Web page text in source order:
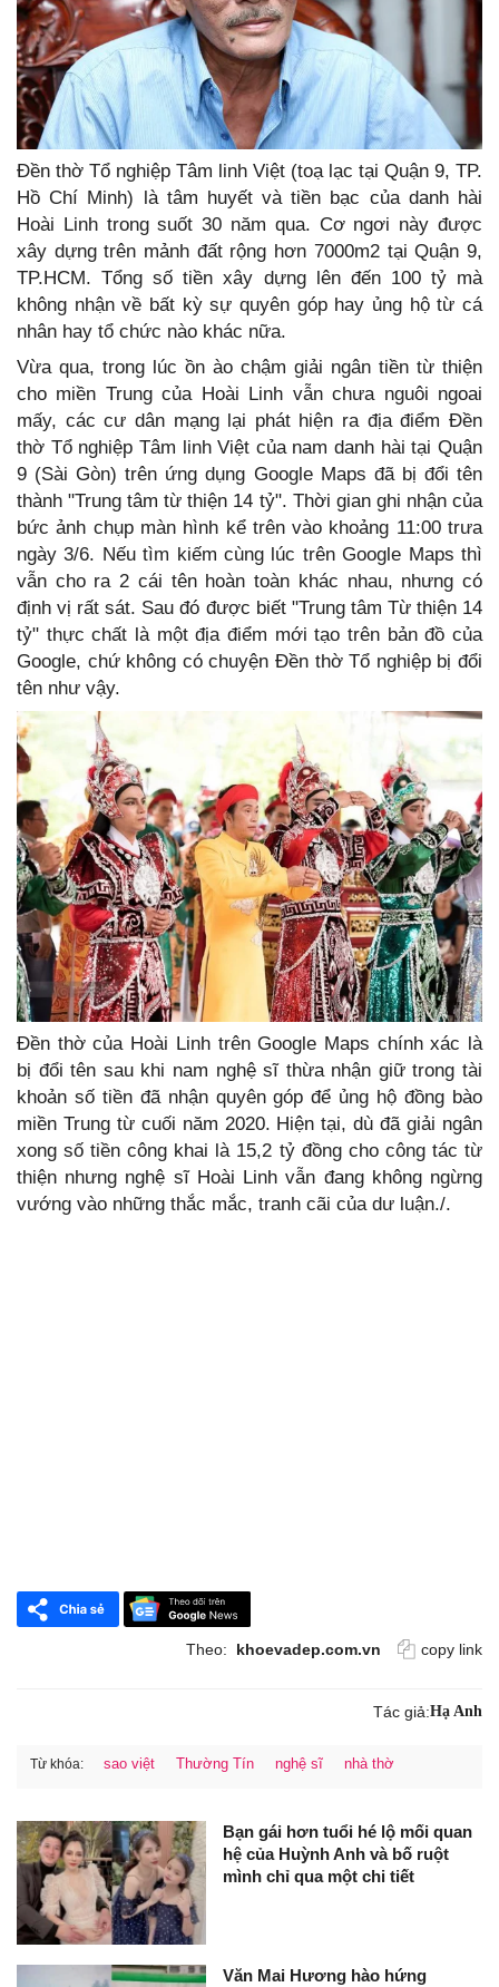
Đền thờ Tổ nghiệp Tâm linh Việt (toạ lạc tại Quận 9, TP.
Hồ Chí Minh) là tâm huyết và tiền bạc của danh hài
Hoài Linh trong suốt 30 năm qua. Cơ ngơi này được
xây dựng trên mảnh đất rộng hơn 7000m2 tại Quận 9,
TP.HCM. Tổng số tiền xây dựng lên đến 100 tỷ mà
không nhận về bất kỳ sự quyên góp hay ủng hộ từ cá
nhân hay tổ chức nào khác nữa.
Vừa qua, trong lúc ồn ào chậm giải ngân tiền từ thiện
cho miền Trung của Hoài Linh vẫn chưa nguôi ngoai
mấy, các cư dân mạng lại phát hiện ra địa điểm Đền
thờ Tổ nghiệp Tâm linh Việt của nam danh hài tại Quận
9 (Sài Gòn) trên ứng dụng Google Maps đã bị đổi tên
thành "Trung tâm từ thiện 14 tỷ". Thời gian ghi nhận của
bức ảnh chụp màn hình kể trên vào khoảng 11:00 trưa
ngày 3/6. Nếu tìm kiếm cùng lúc trên Google Maps thì
vẫn cho ra 2 cái tên hoàn toàn khác nhau, nhưng có
định vị rất sát. Sau đó được biết "Trung tâm Từ thiện 14
tỷ" thực chất là một địa điểm mới tạo trên bản đồ của
Google, chứ không có chuyện Đền thờ Tổ nghiệp bị đổi
tên như vậy.
Đền thờ của Hoài Linh trên Google Maps chính xác là
bị đổi tên sau khi nam nghệ sĩ thừa nhận giữ trong tài
khoản số tiền đã nhận quyên góp để ủng hộ đồng bào
miền Trung từ cuối năm 2020. Hiện tại, dù đã giải ngân
xong số tiền công khai là 15,2 tỷ đồng cho công tác từ
thiện nhưng nghệ sĩ Hoài Linh vẫn đang không ngừng
vướng vào những thắc mắc, tranh cãi của dư luận./.
Theo: khoevadep.com.vn copy link
Tác giả:Hạ Anh
Từ khóa: sao việt Thường Tín nghệ sĩ nhà thờ
Bạn gái hơn tuổi hé lộ mối quan
hệ của Huỳnh Anh và bố ruột
mình chỉ qua một chi tiết
Văn Mai Hương hào hứng